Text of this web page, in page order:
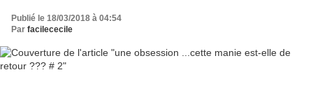
Publié le 18/03/2018 à 04:54
Par facilececile